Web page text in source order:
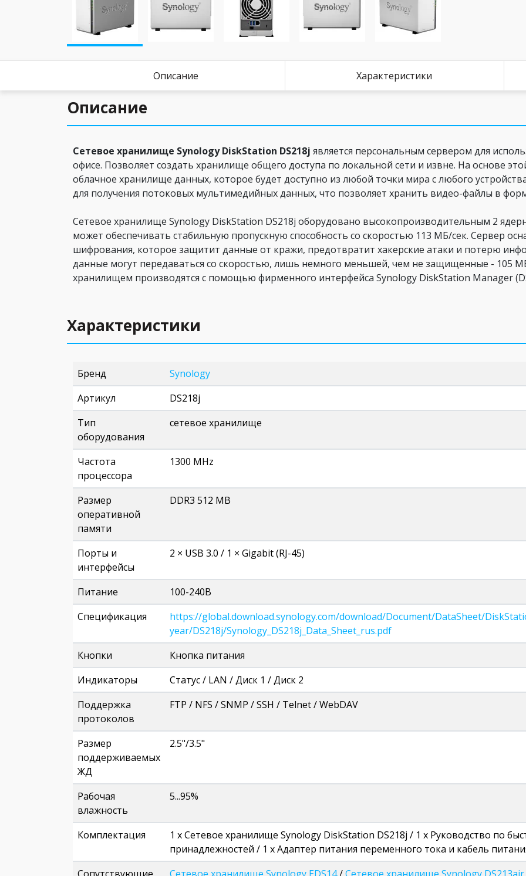
Описание Характеристики
Описание
Сетевое хранилище Synology DiskStation DS218j является персональным сервером для
офисе. Позволяет создать хранилище общего доступа по локальной сети и извне. На основе
облачное хранилище данных, которое будет доступно из любой точки мира с любого
для получения потоковых мультимедийных данных, что позволяет хранить видео-файлы в
Сетевое хранилище Synology DiskStation DS218j оборудовано высокопроизводительным 2
может обеспечивать стабильную пропускную способность со скоростью 113 МБ/сек. Сервер
шифрования, которое защитит данные от кражи, предотвратит хакерские атаки и потерю
данные могут передаваться со скоростью, лишь немного меньшей, чем не защищенные - 105
хранилищем производятся с помощью фирменного интерфейса Synology DiskStation Manager
Характеристики
Бренд
Synology
Артикул
DS218j
Тип
оборудования
сетевое хранилище
Частота
процессора
1300 MHz
Размер
оперативной
памяти
DDR3 512 MB
Порты и
интерфейсы
2 × USB 3.0 / 1 × Gigabit (RJ-45)
Питание
100-240В
Спецификация
https://global.download.synology.com/download/Document/DataSheet/
year/DS218j/Synology_DS218j_Data_Sheet_rus.pdf
Кнопки
Кнопка питания
Индикаторы
Статус / LAN / Диск 1 / Диск 2
Поддержка
протоколов
FTP / NFS / SNMP / SSH / Telnet / WebDAV
Размер
поддерживаемых
ЖД
2.5"/3.5"
Рабочая
влажность
5...95%
Комплектация
1 x Сетевое хранилище Synology DiskStation DS218j / 1 x Руководство по
принадлежностей / 1 x Адаптер питания переменного тока и кабель